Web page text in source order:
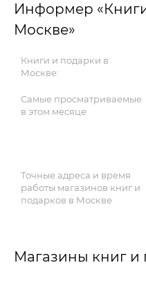
Информер
Москве»
Книги и подарки в
Москве:
Самые просматриваемые
в этом месяце
Точные адреса и время
работы магазинов книг и
подарков в Москве
Магазины книг и